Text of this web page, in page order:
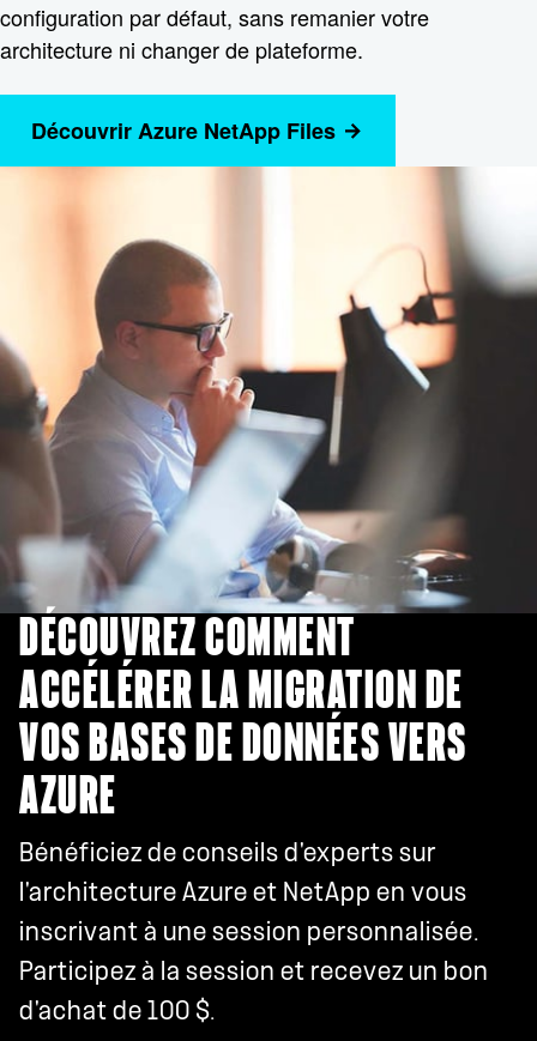
configuration par défaut, sans remanier votre
architecture ni changer de plateforme.
Découvrir Azure NetApp Files
DÉCOUVREZ COMMENT
ACCÉLÉRER LA MIGRATION DE
VOS BASES DE DONNÉES VERS
AZURE
Bénéficiez de conseils d'experts sur
l'architecture Azure et NetApp en vous
inscrivant à une session personnalisée.
Participez à la session et recevez un bon
d'achat de 100 $.